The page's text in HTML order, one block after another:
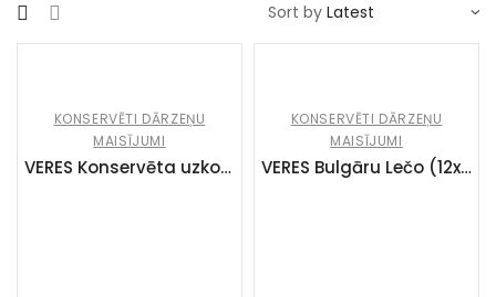
Sort by
KONSERVĒTI DĀRZEŅU
MAISĪJUMI
VERES Konservēta uzkoda “Sautēti kāposti ar sēnēm” (12x445g)
KONSERVĒTI DĀRZEŅU
MAISĪJUMI
VERES Bulgāru Lečo (12x440g)